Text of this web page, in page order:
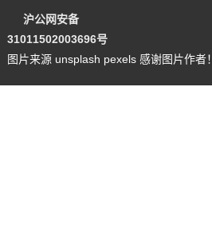
沪公网安备
31011502003696号
图片来源 unsplash pexels 感谢图片作者！